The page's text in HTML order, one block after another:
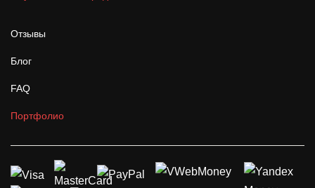
Отзывы
Блог
FAQ
Портфолио